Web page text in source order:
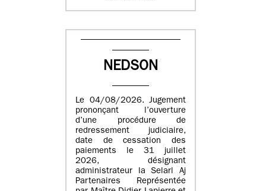
NEDSON
Le 04/08/2026. Jugement
prononçant l’ouverture
d’une procédure de
redressement judiciaire,
date de cessation des
paiements le 31 juillet
2026, désignant
administrateur la Selarl Aj
Partenaires Représentée